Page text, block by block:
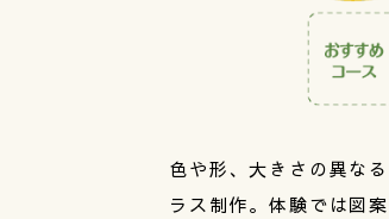
色や形、大きさの異な
ラス制作。体験では図